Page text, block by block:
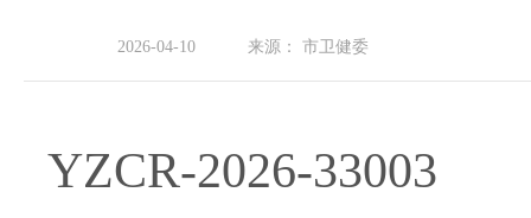
2026-04-10 来源： 市卫健委
YZCR-2026-33003